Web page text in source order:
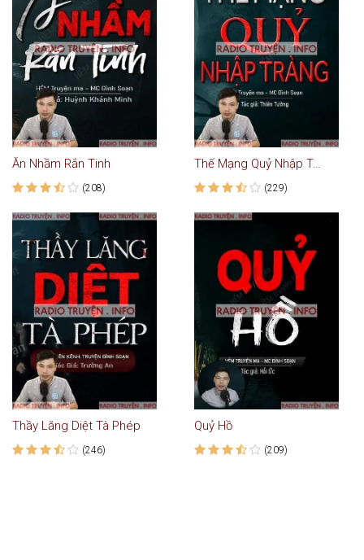
Ăn Nhầm Rắn Tinh
(208)
Thế Mạng Quỷ Nhập Tràng
(229)
Thầy Lăng Diệt Tà Phép
(246)
Quỷ Hồ
(209)